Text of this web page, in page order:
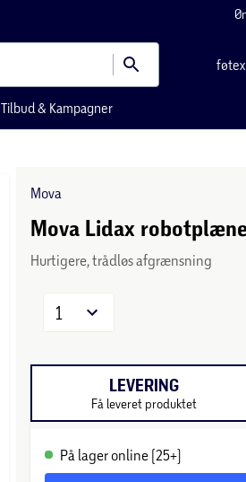
føtex
Tilbud & Kampagner
Mova
Mova Lidax
Hurtigere, trådløs afgrænsning
1
LEVERING
Få leveret produktet
På lager online (25+)